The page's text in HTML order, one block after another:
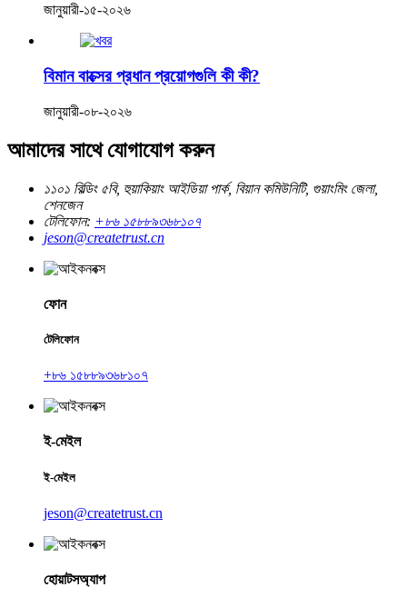
জানুয়ারী-১৫-২০২৬
বিমান বাক্সের প্রধান প্রয়োগগুলি কী কী?
জানুয়ারী-০৮-২০২৬
আমাদের সাথে যোগাযোগ করুন
১১০১ বিল্ডিং ৫বি, হুয়াকিয়াং আইডিয়া পার্ক, বিয়ান কমিউনিটি, গুয়াংমিং জেলা,
শেনজেন
টেলিফোন: +৮৬ ১৫৮৮৯৩৬৮১০৭
jeson@createtrust.cn
ফোন
টেলিফোন
+৮৬ ১৫৮৮৯৩৬৮১০৭
ই-মেইল
ই-মেইল
jeson@createtrust.cn
হোয়াটসঅ্যাপ